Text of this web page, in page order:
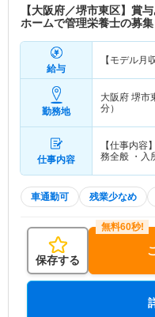
【大阪府／堺市東区】賞
ホームで管理栄養士の募集
給与
【モデル月
勤務地
大阪府 堺市
分）
仕事内容
【仕事内容
務全般 ・入
車通勤可 残業少なめ
保存する